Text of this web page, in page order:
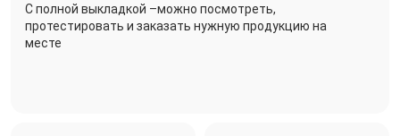
C полной выкладкой –можно посмотреть,
протестировать и заказать нужную продукцию на
месте